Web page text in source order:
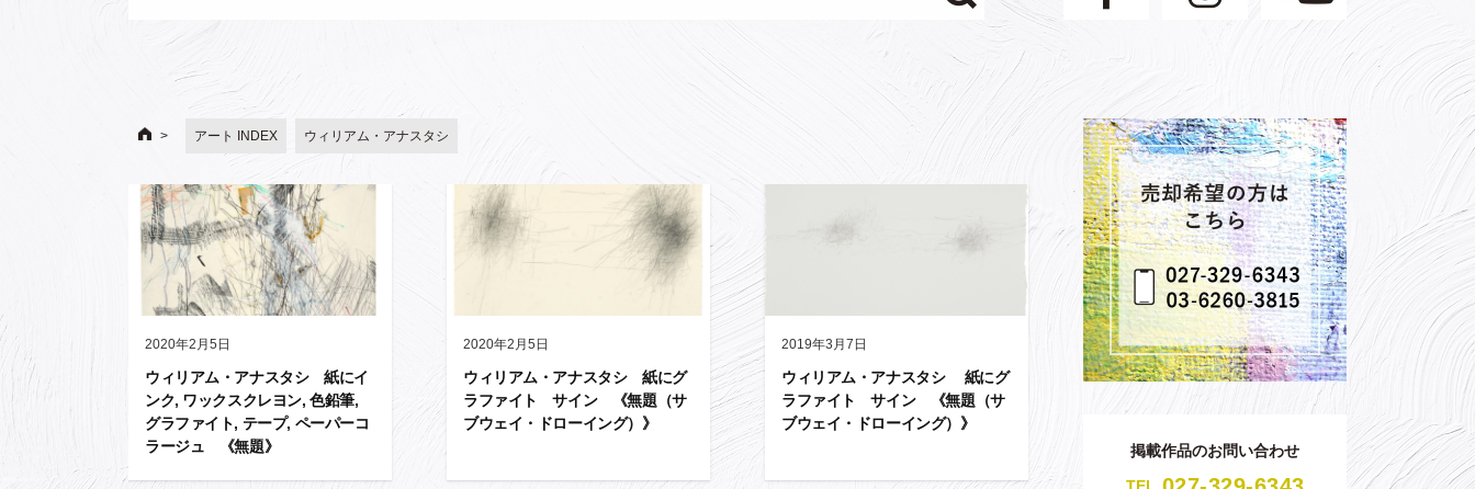
アート INDEX ウィリアム・アナスタシ
2020年2月5日
ウィリアム・アナスタシ 紙にイ
ンク, ワックスクレヨン, 色鉛筆,
グラファイト, テープ, ペーパーコ
ラージュ 《無題》
2020年2月5日
ウィリアム・アナスタシ 紙にグ
ラファイト サイン 《無題（サ
ブウェイ・ドローイング）》
2019年3月7日
ウィリアム・アナスタシ 紙にグ
ラファイト サイン 《無題（サ
ブウェイ・ドローイング）》
掲載作品のお問い合わせ
TEL